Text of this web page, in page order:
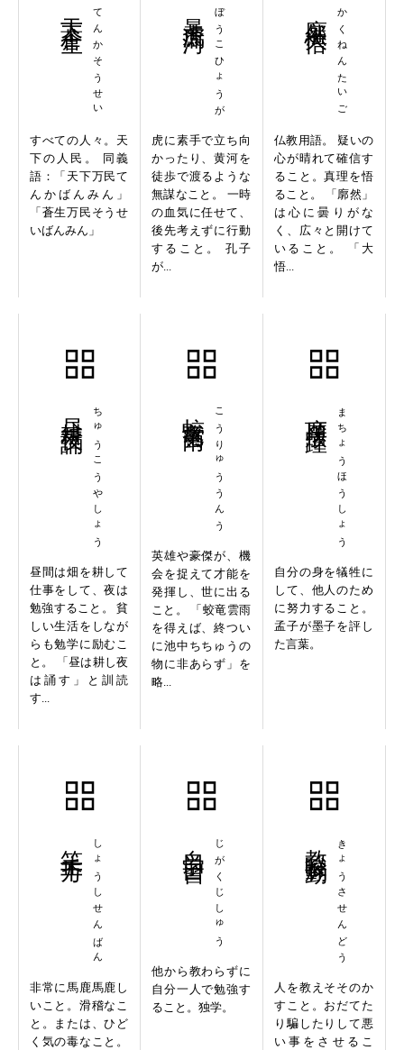
てんかそうせい
すべての人々。天
下の人民。 同義
語：「天下万民て
んかばんみん」
「蒼生万民そうせ
いばんみん」
ぼうこひょうが
虎に素手で立ち向
かったり、黄河を
徒歩で渡るような
無謀なこと。 一時
の血気に任せて、
後先考えずに行動
すること。 孔子
が...
かくねんたいご
仏教用語。 疑いの
心が晴れて確信す
ること。真理を悟
ること。 「廓然」
は心に曇りがな
く、広々と開けて
いること。 「大
悟...
ちゅうこうやしょう
昼間は畑を耕して
仕事をして、夜は
勉強すること。 貧
しい生活をしなが
らも勉学に励むこ
と。 「昼は耕し夜
は誦す」と訓読
す...
こうりゅううんう
英雄や豪傑が、機
会を捉えて才能を
発揮し、世に出る
こと。 「蛟竜雲雨
を得えば、終つい
に池中ちちゅうの
物に非あらず」を
略...
まちょうほうしょう
自分の身を犠牲に
して、他人のため
に努力すること。
孟子が墨子を評し
た言葉。
しょうしせんばん
非常に馬鹿馬鹿し
いこと。滑稽なこ
と。または、ひど
く気の毒なこと。
じがくじしゅう
他から教わらずに
自分一人で勉強す
ること。独学。
きょうさせんどう
人を教えそそのか
すこと。おだてた
り騙したりして悪
い事をさせるこ